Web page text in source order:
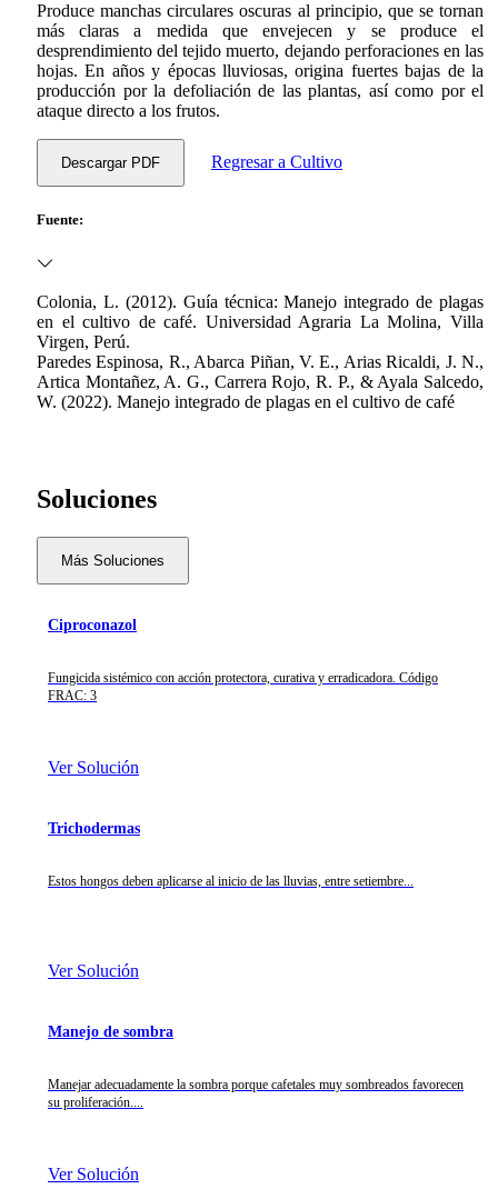
Produce manchas circulares oscuras al principio, que se tornan
más claras a medida que envejecen y se produce el
desprendimiento del tejido muerto, dejando perforaciones en las
hojas. En años y épocas lluviosas, origina fuertes bajas de la
producción por la defoliación de las plantas, así como por el
ataque directo a los frutos.
Descargar PDF Regresar a Cultivo
Fuente:
Colonia, L. (2012). Guía técnica: Manejo integrado de plagas
en el cultivo de café. Universidad Agraria La Molina, Villa
Virgen, Perú.
Paredes Espinosa, R., Abarca Piñan, V. E., Arias Ricaldi, J. N.,
Artica Montañez, A. G., Carrera Rojo, R. P., & Ayala Salcedo,
W. (2022). Manejo integrado de plagas en el cultivo de café
Soluciones
Más Soluciones
Ciproconazol
Fungicida sistémico con acción protectora, curativa y erradicadora. Código
FRAC: 3
Ver Solución
Trichodermas
Estos hongos deben aplicarse al inicio de las lluvias, entre setiembre...
Ver Solución
Manejo de sombra
Manejar adecuadamente la sombra porque cafetales muy sombreados favorecen
su proliferación....
Ver Solución